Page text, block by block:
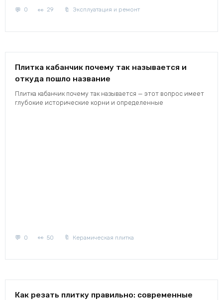
0 29 Эксплуатация и ремонт
Плитка кабанчик почему так называется и
откуда пошло название
Плитка кабанчик почему так называется — этот вопрос имеет
глубокие исторические корни и определенные
0 50 Керамическая плитка
Как резать плитку правильно: современные